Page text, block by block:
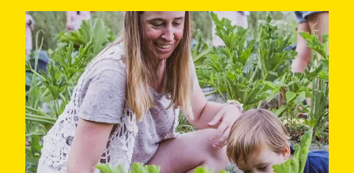
réfléchir à la relation entre notre alimentation et la
santé de la planète, soulignant l’importance de la
production locale et biologique pour réduire notre
empreinte carbone.
Cette activité est pensée pour tous les âges. Les
enfants adoreront explorer les plantations, toucher la
terre et découvrir comment poussent leurs fruits et
légumes préférés.